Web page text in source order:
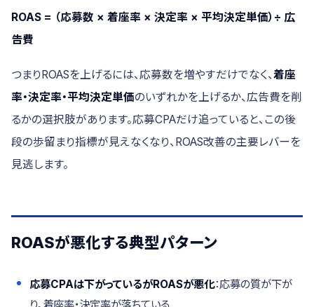
ROAS = （応募数 × 着座率 × 決定率 × 平均決定単価）÷ 広
告費
つまりROASを上げるには、応募数を増やすだけでなく、着座
率・決定率・平均決定単価のいずれかを上げるか、広告費を削
るかの選択肢があります。応募CPAだけ追っていると、この後
段の歩留まり指標が見えなくなり、ROAS改善の主要レバーを
見逃します。
ROASが悪化する典型パターン
応募CPAは下がっているがROASが悪化：応募の質が下が